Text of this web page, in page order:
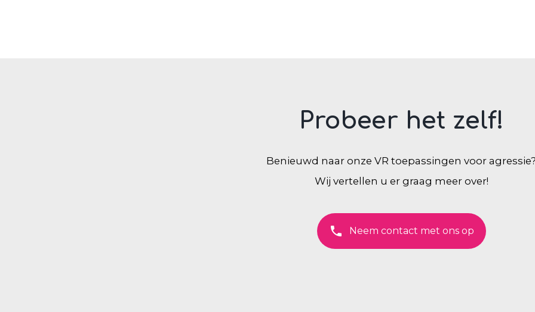
Probeer het zelf!
Benieuwd naar onze VR toepassingen voor
Wij vertellen u er graag meer over!
phone Neem contact met ons op